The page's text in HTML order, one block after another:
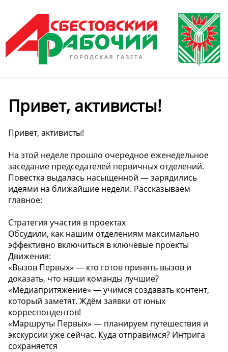
Привет, активисты!
Привет, активисты!
На этой неделе прошло очередное еженедельное
заседание председателей первичных отделений.
Повестка выдалась насыщенной — зарядились
идеями на ближайшие недели. Рассказываем
главное:
Стратегия участия в проектах
Обсудили, как нашим отделениям максимально
эффективно включиться в ключевые проекты
Движения:
«Вызов Первых» — кто готов принять вызов и
доказать, что наши команды лучшие?
«Медиапритяжение» — учимся создавать контент,
который заметят. Ждём заявки от юных
корреспондентов!
«Маршруты Первых» — планируем путешествия и
экскурсии уже сейчас. Куда отправимся? Интрига
сохраняется